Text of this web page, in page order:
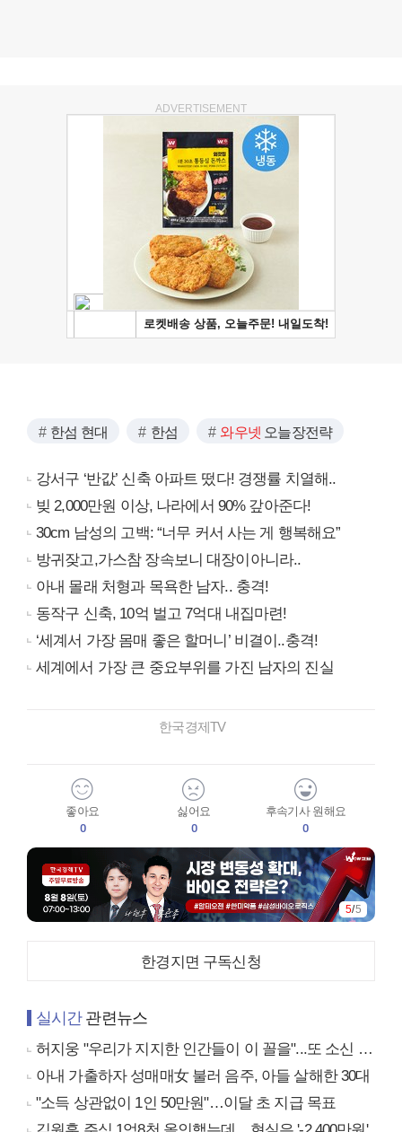
ADVERTISEMENT
한섬 현대 한섬 와우넷 오늘장전략
강서구 ‘반값’ 신축 아파트 떴다! 경쟁률 치열해..
빚 2,000만원 이상, 나라에서 90% 갚아준다!
30cm 남성의 고백: “너무 커서 사는 게 행복해요”
방귀잦고,가스참 장속보니 대장이아니라..
아내 몰래 처형과 목욕한 남자.. 충격!
동작구 신축, 10억 벌고 7억대 내집마련!
‘세계서 가장 몸매 좋은 할머니’ 비결이..충격!
세계에서 가장 큰 중요부위를 가진 남자의 진실
한국경제TV
좋아요
0
싫어요
0
후속기사 원해요
0
5/5
한경지면 구독신청
실시간관련뉴스
허지웅 "우리가 지지한 인간들이 이 꼴을"...또 소신 발언
아내 가출하자 성매매女 불러 음주, 아들 살해한 30대
"소득 상관없이 1인 50만원"…이달 초 지급 목표